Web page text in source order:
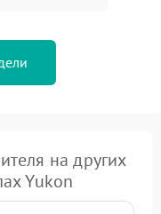
на других
Yukon